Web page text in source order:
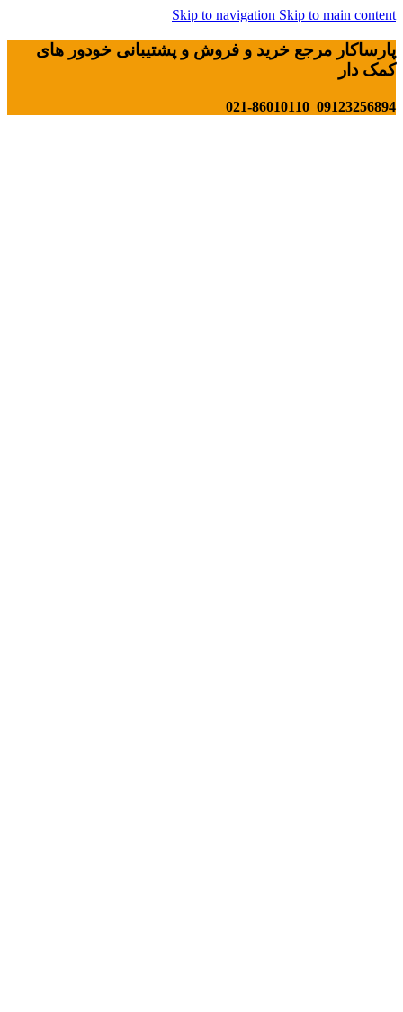
Skip to navigation Skip to main content
پارساکار مرجع خرید و فروش و پشتیبانی خودور های
کمک دار
09123256894 021-86010110